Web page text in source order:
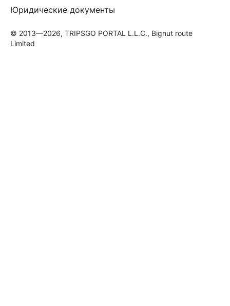
Юридические документы
© 2013—2026, TRIPSGO PORTAL L.L.C., Bignut route
Limited